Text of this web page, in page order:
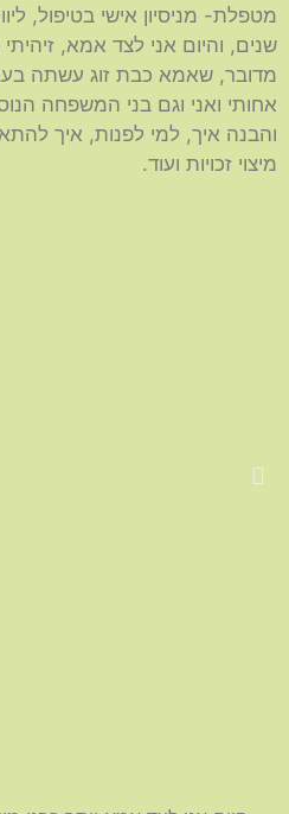
מטפלת- מניסיון אישי בטיפול,
שנים, והיום אני לצד אמא,
מדובר, שאמא כבת זוג עשתה
אחותי ואני וגם בני המשפחה
והבנה איך, למי לפנות, איך
מיצוי זכויות ועוד.